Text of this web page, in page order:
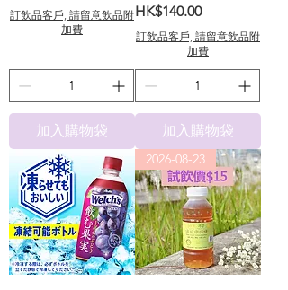
訂飲品客戶, 請留意飲品附
加費
加入購物袋
價格
HK$140.00
訂飲品客戶, 請留意飲品附
加費
加入購物袋
2026-08-23